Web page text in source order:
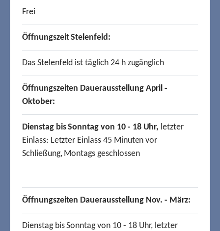
Frei
Öffnungszeit Stelenfeld:
Das Stelenfeld ist täglich 24 h zugänglich
Öffnungszeiten Dauerausstellung April -
Oktober:
Dienstag bis Sonntag von 10 - 18 Uhr, letzter
Einlass: Letzter Einlass 45 Minuten vor
Schließung, Montags geschlossen
Öffnungszeiten Dauerausstellung Nov. - März:
Dienstag bis Sonntag von 10 - 18 Uhr, letzter